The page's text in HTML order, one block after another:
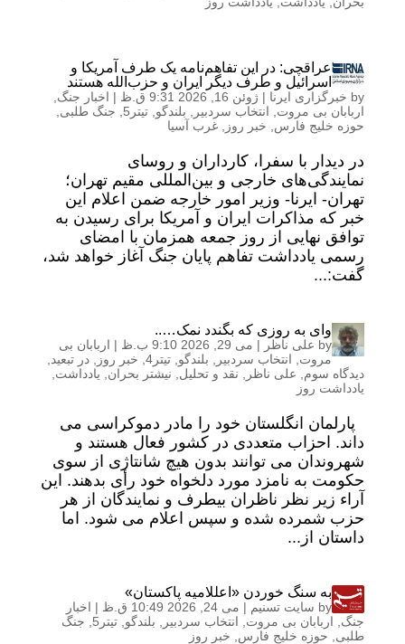
عراقچی: در این تفاهم‌نامه یک طرف آمریکا و
اسرائیل و طرف دیگر ایران و حزب‌الله هستند
by خبرگزاری ایرنا | ژوئن 16, 2026 9:31 ق.ظ | اخبار جنگ
اربابان بی مروت
انتخاب سردبیر بلندگو تیتر5 جنگ طلبی
حوزه خلیج فارس
خبر روز غرب آسیا
در دیدار با سفرا، کارداران و روسای
نمایندگی‌های خارجی و بین‌المللی مقیم تهران؛
تهران- ایرنا- وزیر امور خارجه ضمن اعلام این
خبر که مذاکرات ایران و آمریکا برای رسیدن به
توافق نهایی از روز جمعه همزمان با امضای
رسمی یادداشت تفاهم پایان جنگ آغاز خواهد شد،
گفت:...
وای به روزی که بگندد نمک…..
by علی ناظر | می 29, 2026 9:10 ب.ظ | اربابان بی
مروت
انتخاب سردبیر بلندگو تیتر4 , خبر روز در تبعید
دیدگاه سوم
علی ناظر نقد و تحلیل نیشتر بحران یادداشت
یادداشت روز
پارلمان انگلستان خود را مادر دموکراسی می
داند. احزاب متعددی در کشور فعال هستند و
شهروندان می توانند بدون هیچ شانتاژی از سوی
حکومت به نامزد مورد دلخواه خود رأی بدهند. این
آراء زیر نظر ناظران بیطرف و نمایندگان از هر
حزب شمرده شده و سپس اعلام می شود. اما
داستان از...
به سنگ خوردن «اعللامیه پاکستان»
by سایت تسنیم | می 24, 2026 10:49 ق.ظ | اخبار
جنگ
اربابان بی مروت انتخاب سردبیر بلندگو تیتر5
جنگ
طلبی
حوزه خلیج فارس خبر روز